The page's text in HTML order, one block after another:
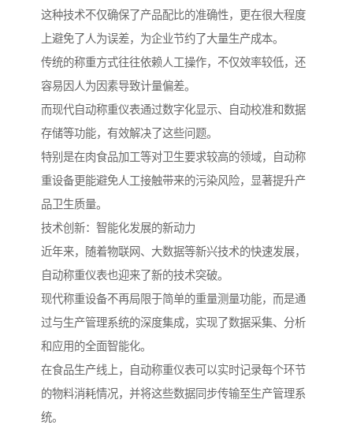
这种技术不仅确保了产品配比的准确性，更在很大程度
上避免了人为误差，为企业节约了大量生产成本。
传统的称重方式往往依赖人工操作，不仅效率较低，还
容易因人为因素导致计量偏差。
而现代自动称重仪表通过数字化显示、自动校准和数据
存储等功能，有效解决了这些问题。
特别是在肉食品加工等对卫生要求较高的领域，自动称
重设备更能避免人工接触带来的污染风险，显著提升产
品卫生质量。
技术创新：智能化发展的新动力
近年来，随着物联网、大数据等新兴技术的快速发展，
自动称重仪表也迎来了新的技术突破。
现代称重设备不再局限于简单的重量测量功能，而是通
过与生产管理系统的深度集成，实现了数据采集、分析
和应用的全面智能化。
在食品生产线上，自动称重仪表可以实时记录每个环节
的物料消耗情况，并将这些数据同步传输至生产管理系
统。